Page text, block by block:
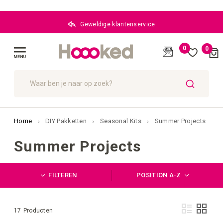
Geweldige klantenservice
0 0Cart
Home DIY Pakketten Seasonal Kits Summer Projects
Summer Projects
FILTEREN
Foto-
tabel
Lijst
17 Producten
POSITION A-Z